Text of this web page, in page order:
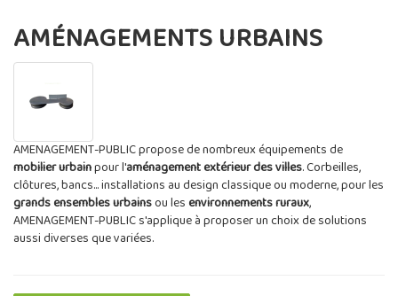
AMÉNAGEMENTS URBAINS
AMENAGEMENT-PUBLIC propose de nombreux équipements de
mobilier urbainpour l'aménagement extérieur des villes. Corbeilles,
clôtures, bancs... installations au design classique ou moderne, pour les
grands ensembles urbainsou lesenvironnements ruraux,
AMENAGEMENT-PUBLIC s'applique à proposer un choix de solutions
aussi diverses que variées.